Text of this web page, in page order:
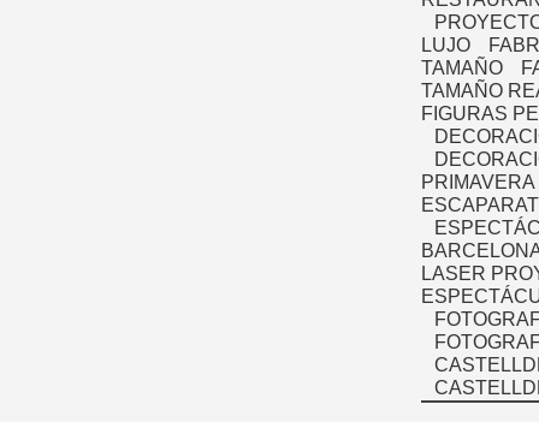
LUJO
TAMAÑO
TAMAÑO
FIGURAS
PRIMAVERA
LASER